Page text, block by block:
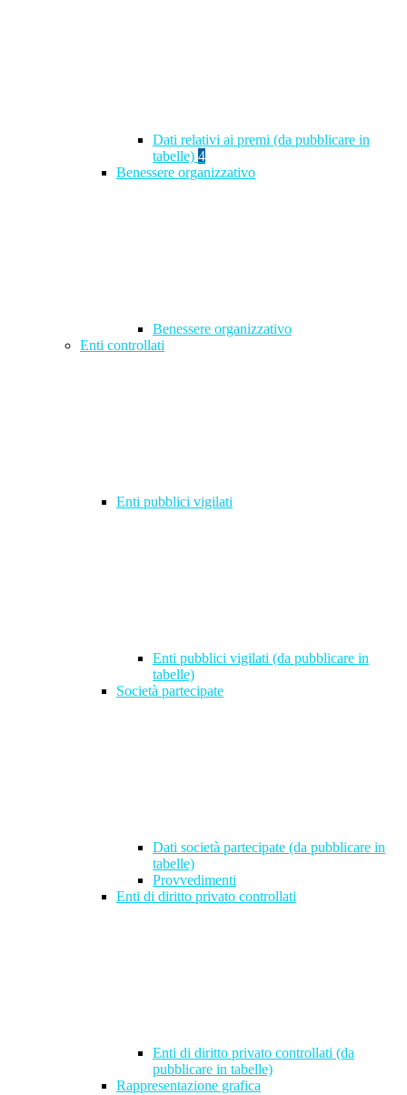
Dati relativi ai premi (da pubblicare in
tabelle) 4
Benessere organizzativo
Benessere organizzativo
Enti controllati
Enti pubblici vigilati
Enti pubblici vigilati (da pubblicare in
tabelle)
Società partecipate
Dati società partecipate (da pubblicare in
tabelle)
Provvedimenti
Enti di diritto privato controllati
Enti di diritto privato controllati (da
pubblicare in tabelle)
Rappresentazione grafica